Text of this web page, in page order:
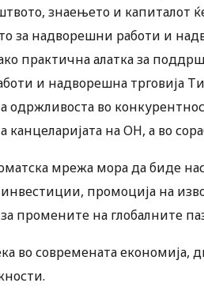
знаењето и капиталот
за надворешни работи и
практична алатка за
и надворешна трговија
одржливоста во
канцеларијата на ОН, а во
мрежа мора да биде
промоција на
промените на глобалните
во современата економија,